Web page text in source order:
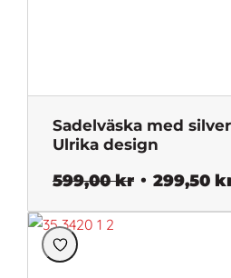
Sadelväska med
Ulrika design
599,00kr Det299,50